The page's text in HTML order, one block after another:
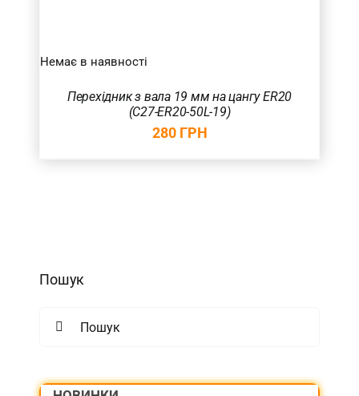
Немає в наявності
Перехідник з вала 19 мм на цангу ER20
(С27-ER20-50L-19)
280 ГРН
Пошук